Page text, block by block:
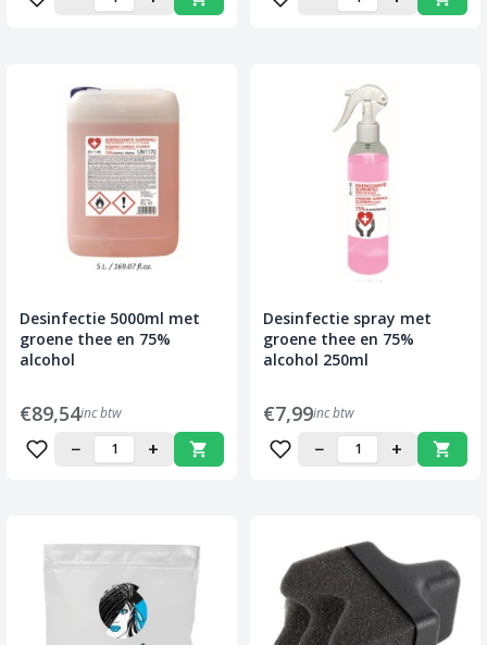
Desinfectie 5000ml met
groene thee en 75%
alcohol
€89,54inc btw
− +
Desinfectie spray met
groene thee en 75%
alcohol 250ml
€7,99inc btw
− +